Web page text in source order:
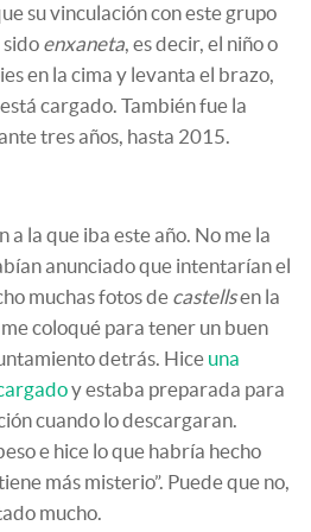
su vinculación con este grupo
sido enxaneta, es decir, el niño o
en la cima y levanta el brazo,
cargado. También fue la
tres años, hasta 2015.
a la que iba este año. No me la
anunciado que intentarían el
muchas fotos de castellsen la
coloqué para tener un buen
detrás. Hice una
y estaba preparada para
cuando lo descargaran.
e hice lo que habría hecho
más misterio”. Puede que no,
mucho.